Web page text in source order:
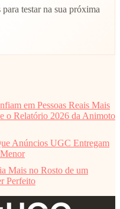
testar na sua próxima
em Pessoas Reais Mais
o Relatório 2026 da Animoto
Anúncios UGC Entregam
Mais no Rosto de um
Perfeito